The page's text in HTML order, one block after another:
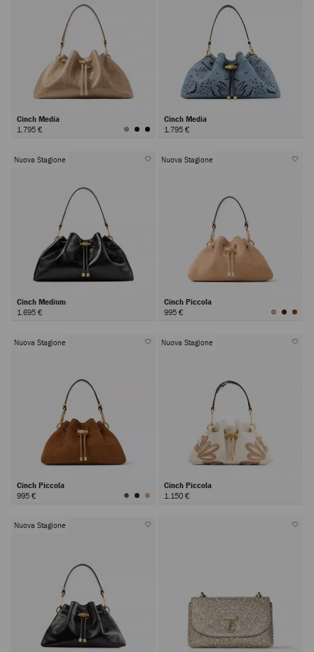
Cinch Media
1.795 €
Cinch Media
1.795 €
Nuova Stagione
Cinch Medium
1.695 €
Nuova Stagione
Cinch Piccola
995 €
Nuova Stagione
Cinch Piccola
995 €
Nuova Stagione
Cinch Piccola
1.150 €
Nuova Stagione